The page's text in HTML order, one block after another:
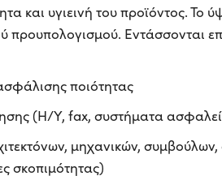
και υγιεινή του προϊόντος. Το
προυπολογισμού. Εντάσσονται
ποιότητας
(H/Y, fax, συστήματα
μηχανικών, συμβούλων,
σκοπιμότητας)